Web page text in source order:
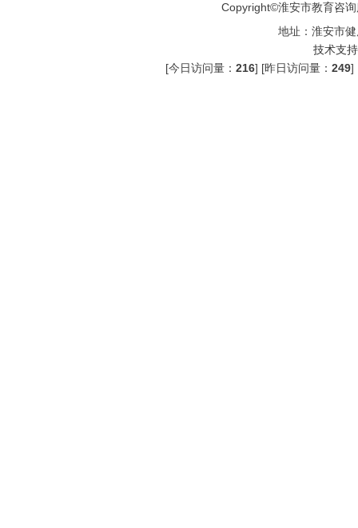
Copyright©淮安市教育咨
地址：淮安市
技术支
[今日访问量：216] [昨日访问量：249]